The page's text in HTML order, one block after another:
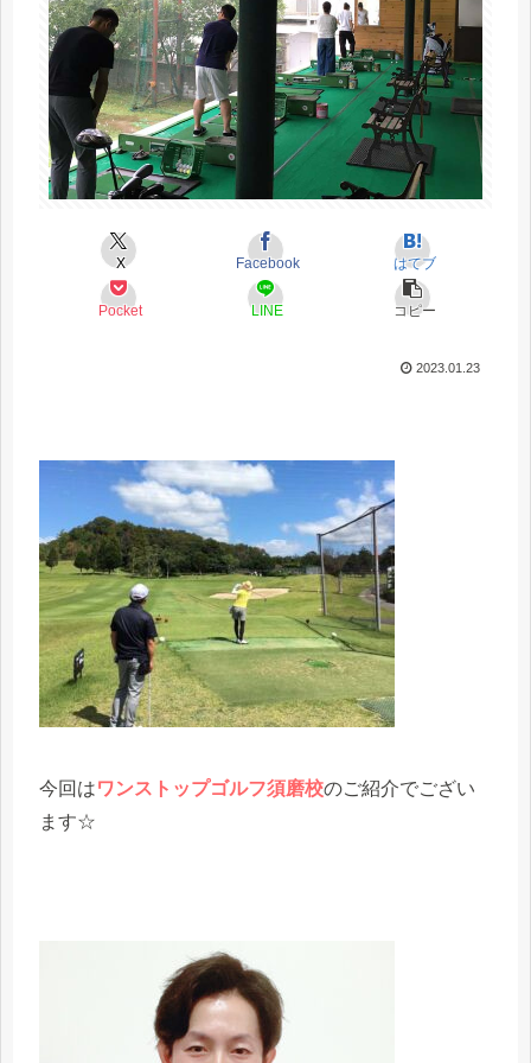
X Facebook はてブ
Pocket LINE コピー
2023.01.23
今回はワンストップゴルフ須磨校のご紹介でござい
ます☆